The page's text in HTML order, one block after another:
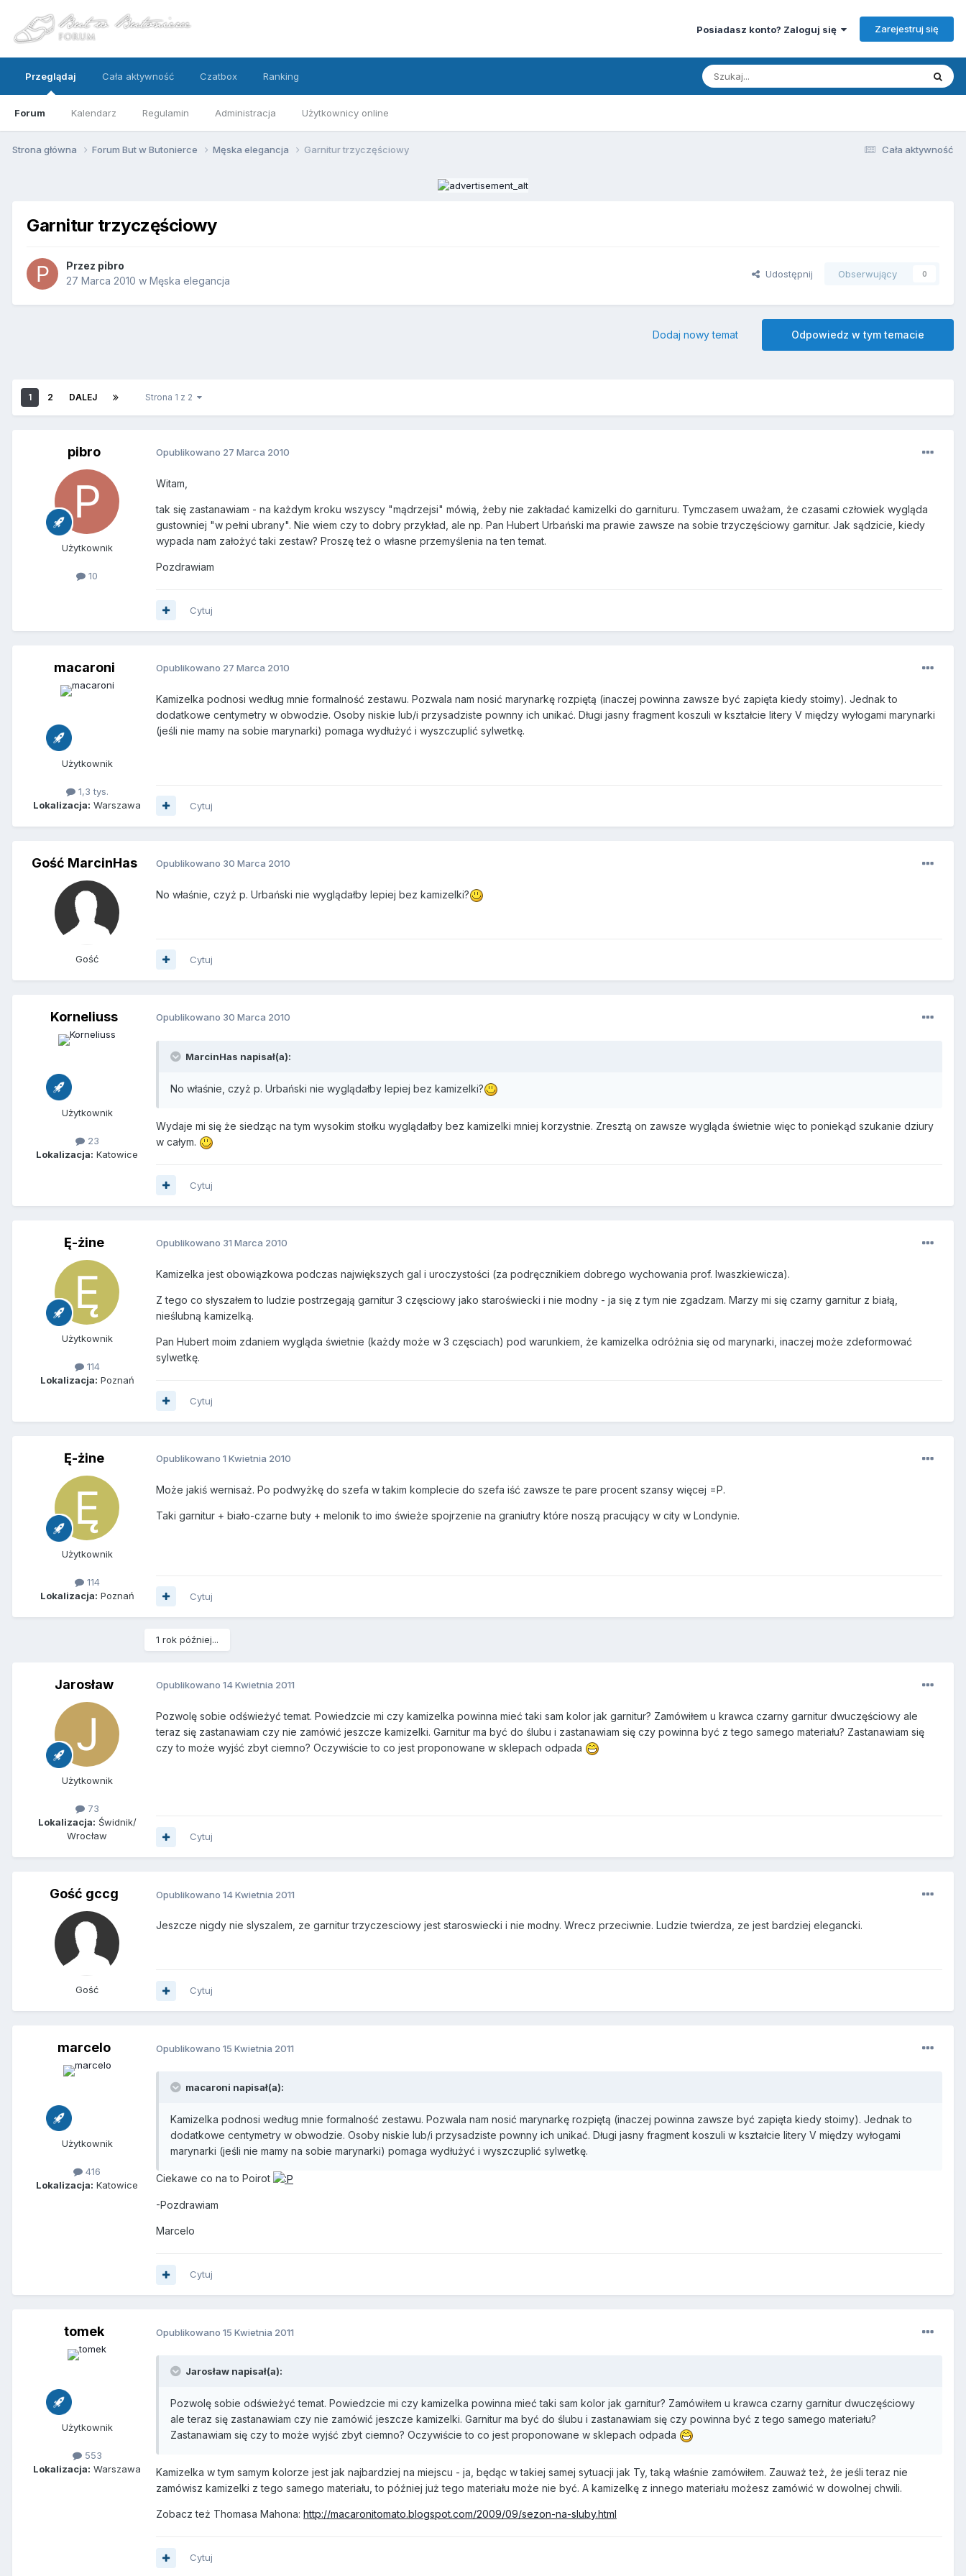
Posiadasz konto? Zaloguj się Zarejestruj się
Przeglądaj
Forum Kalendarz Regulamin Administracja Użytkownicy online
Cała aktywność Czatbox Ranking
Cała aktywność
Strona główna Forum But w Butonierce Męska elegancja Garnitur trzyczęściowy
Garnitur trzyczęściowy
Przez pibro
27 Marca 2010 w Męska elegancja
Udostępnij Obserwujący 0
Odpowiedz w tym temacie
Dodaj nowy temat
1 2 DALEJ Strona 1 z 2
pibro
Użytkownik
10
Opublikowano 27 Marca 2010
Witam,
tak się zastanawiam - na każdym kroku wszyscy "mądrzejsi" mówią, żeby nie zakładać kamizelki do garnituru. Tymczasem uważam, że czasami człowiek wygląda
gustowniej "w pełni ubrany". Nie wiem czy to dobry przykład, ale np. Pan Hubert Urbański ma prawie zawsze na sobie trzyczęściowy garnitur. Jak sądzicie, kiedy
wypada nam założyć taki zestaw? Proszę też o własne przemyślenia na ten temat.
Pozdrawiam
Cytuj
macaroni
Użytkownik
1,3 tys.
Lokalizacja: Warszawa
Opublikowano 27 Marca 2010
Kamizelka podnosi według mnie formalność zestawu. Pozwala nam nosić marynarkę rozpiętą (inaczej powinna zawsze być zapięta kiedy stoimy). Jednak to
dodatkowe centymetry w obwodzie. Osoby niskie lub/i przysadziste pownny ich unikać. Długi jasny fragment koszuli w kształcie litery V między wyłogami marynarki
(jeśli nie mamy na sobie marynarki) pomaga wydłużyć i wyszczuplić sylwetkę.
Cytuj
Gość MarcinHas
Gość
Opublikowano 30 Marca 2010
No właśnie, czyż p. Urbański nie wyglądałby lepiej bez kamizelki?
Cytuj
Korneliuss
Użytkownik
23
Lokalizacja: Katowice
Opublikowano 30 Marca 2010
MarcinHas napisał(a):
No właśnie, czyż p. Urbański nie wyglądałby lepiej bez kamizelki?
Wydaje mi się że siedząc na tym wysokim stołku wyglądałby bez kamizelki mniej korzystnie. Zresztą on zawsze wygląda świetnie więc to poniekąd szukanie dziury
w całym.
Cytuj
Ę-żine
Użytkownik
114
Lokalizacja: Poznań
Opublikowano 31 Marca 2010
Kamizelka jest obowiązkowa podczas największych gal i uroczystości (za podręcznikiem dobrego wychowania prof. Iwaszkiewicza).
Z tego co słyszałem to ludzie postrzegają garnitur 3 częsciowy jako staroświecki i nie modny - ja się z tym nie zgadzam. Marzy mi się czarny garnitur z białą,
nieślubną kamizelką.
Pan Hubert moim zdaniem wygląda świetnie (każdy może w 3 częsciach) pod warunkiem, że kamizelka odróżnia się od marynarki, inaczej może zdeformować
sylwetkę.
Cytuj
Ę-żine
Użytkownik
114
Lokalizacja: Poznań
Opublikowano 1 Kwietnia 2010
Może jakiś wernisaż. Po podwyżkę do szefa w takim komplecie do szefa iść zawsze te pare procent szansy więcej =P.
Taki garnitur + biało-czarne buty + melonik to imo świeże spojrzenie na graniutry które noszą pracujący w city w Londynie.
Cytuj
1 rok później...
Jarosław
Użytkownik
73
Lokalizacja: Świdnik/
Wrocław
Opublikowano 14 Kwietnia 2011
Pozwolę sobie odświeżyć temat. Powiedzcie mi czy kamizelka powinna mieć taki sam kolor jak garnitur? Zamówiłem u krawca czarny garnitur dwuczęściowy ale
teraz się zastanawiam czy nie zamówić jeszcze kamizelki. Garnitur ma być do ślubu i zastanawiam się czy powinna być z tego samego materiału? Zastanawiam się
czy to może wyjść zbyt ciemno? Oczywiście to co jest proponowane w sklepach odpada
Cytuj
Gość gccg
Gość
Opublikowano 14 Kwietnia 2011
Jeszcze nigdy nie slyszalem, ze garnitur trzyczesciowy jest staroswiecki i nie modny. Wrecz przeciwnie. Ludzie twierdza, ze jest bardziej elegancki.
Cytuj
marcelo
Użytkownik
416
Lokalizacja: Katowice
Opublikowano 15 Kwietnia 2011
macaroni napisał(a):
Kamizelka podnosi według mnie formalność zestawu. Pozwala nam nosić marynarkę rozpiętą (inaczej powinna zawsze być zapięta kiedy stoimy). Jednak to
dodatkowe centymetry w obwodzie. Osoby niskie lub/i przysadziste pownny ich unikać. Długi jasny fragment koszuli w kształcie litery V między wyłogami
marynarki (jeśli nie mamy na sobie marynarki) pomaga wydłużyć i wyszczuplić sylwetkę.
Ciekawe co na to Poirot
-Pozdrawiam
Marcelo
Cytuj
tomek
Użytkownik
553
Lokalizacja: Warszawa
Opublikowano 15 Kwietnia 2011
Jarosław napisał(a):
Pozwolę sobie odświeżyć temat. Powiedzcie mi czy kamizelka powinna mieć taki sam kolor jak garnitur? Zamówiłem u krawca czarny garnitur dwuczęściowy
ale teraz się zastanawiam czy nie zamówić jeszcze kamizelki. Garnitur ma być do ślubu i zastanawiam się czy powinna być z tego samego materiału?
Zastanawiam się czy to może wyjść zbyt ciemno? Oczywiście to co jest proponowane w sklepach odpada
Kamizelka w tym samym kolorze jest jak najbardziej na miejscu - ja, będąc w takiej samej sytuacji jak Ty, taką właśnie zamówiłem. Zauważ też, że jeśli teraz nie
zamówisz kamizelki z tego samego materiału, to później już tego materiału może nie być. A kamizelkę z innego materiału możesz zamówić w dowolnej chwili.
Zobacz też Thomasa Mahona: http://macaronitomato.blogspot.com/2009/09/sezon-na-sluby.html
Cytuj